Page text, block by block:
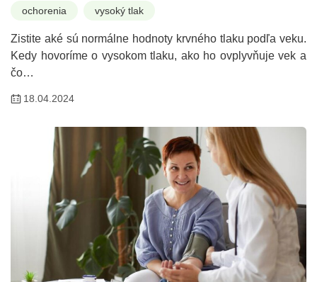
ochorenia vysoký tlak
Zistite aké sú normálne hodnoty krvného tlaku podľa veku.
Kedy hovoríme o vysokom tlaku, ako ho ovplyvňuje vek a
čo…
18.04.2024